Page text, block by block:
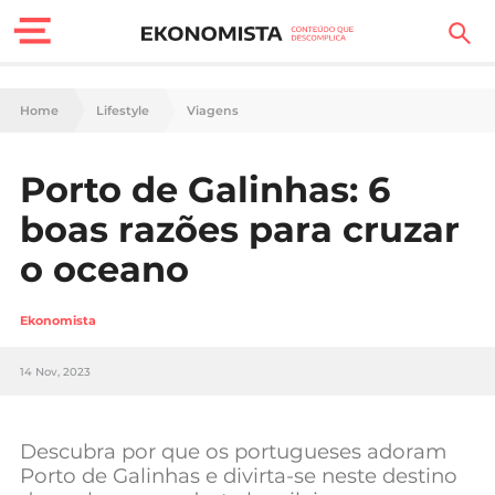
Finanças Pessoais
Carreira
Casa
Lifestyle
Sociedade
Negócios
Home Lifestyle Viagens
Porto de Galinhas: 6
boas razões para cruzar
o oceano
Ekonomista
14 Nov, 2023
Descubra por que os portugueses adoram
Porto de Galinhas e divirta-se neste destino